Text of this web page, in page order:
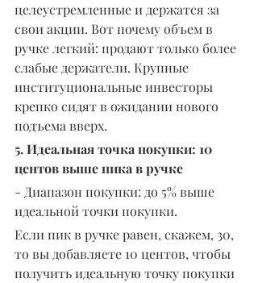
целеустремленные и держатся за
свои акции. Вот почему объем в
ручке легкий: продают только более
слабые держатели. Крупные
институциональные инвесторы
крепко сидят в ожидании нового
подъема вверх.
5. Идеальная точка покупки: 10
центов выше пика в ручке
- Диапазон покупки: до 5% выше
идеальной точки покупки.
Если пик в ручке равен, скажем, 30,
то вы добавляете 10 центов, чтобы
получить идеальную точку покупки